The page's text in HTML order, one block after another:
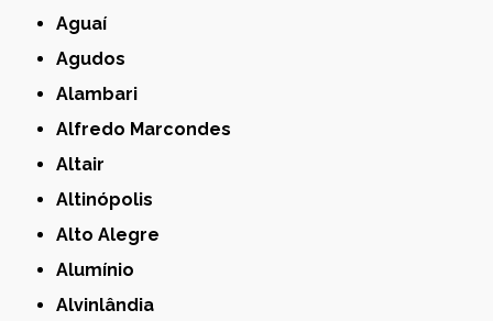
Aguaí
Agudos
Alambari
Alfredo Marcondes
Altair
Altinópolis
Alto Alegre
Alumínio
Alvinlândia